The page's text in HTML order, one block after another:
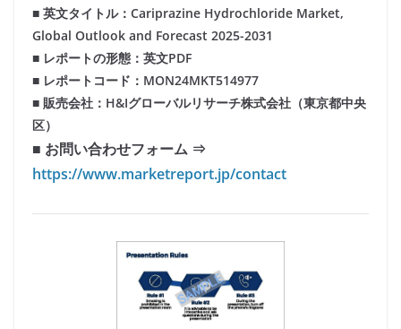
■ 英文タイトル：Cariprazine Hydrochloride Market,
Global Outlook and Forecast 2025-2031
■ レポートの形態：英文PDF
■ レポートコード：MON24MKT514977
■ 販売会社：H&Iグローバルリサーチ株式会社（東京都中央
区）
■ お問い合わせフォーム ⇒
https://www.marketreport.jp/contact